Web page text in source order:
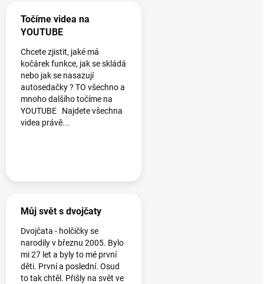
Točíme videa na
YOUTUBE
Chcete zjistit, jaké má
kočárek funkce, jak se skládá
nebo jak se nasazují
autosedačky ? TO všechno a
mnoho dalšího točíme na
YOUTUBE Najdete všechna
videa právě...
Můj svět s dvojčaty
Dvojčata - holčičky se
narodily v březnu 2005. Bylo
mi 27 let a byly to mé první
děti. První a poslední. Osud
to tak chtěl. Přišly na svět ve